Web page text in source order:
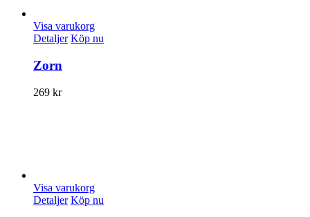
Visa varukorg
Detaljer Köp nu
Zorn
269 kr
Visa varukorg
Detaljer Köp nu